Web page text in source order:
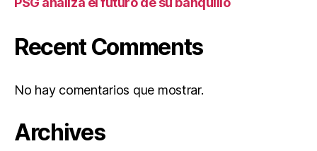
Recent Comments
No hay comentarios que mostrar.
Archives